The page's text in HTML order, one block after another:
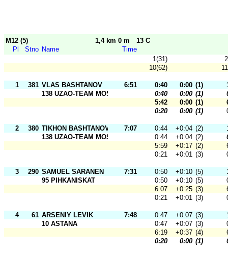
M12 (5) 1,4 km 0 m
13 C
Pl
Stno Name
Time
1(31)
10(62)
1 381 VLAS BASHTANOV 6:51 0:40 0:00 (1)
138 UZAO-TEAM MOSCOW
0:40 0:00 (1)
5:42
0:00 (1)
0:20
0:00 (1)
2 380 TIKHON BASHTANOV 7:07 0:44 +0:04 (2)
138 UZAO-TEAM MOSCOW
0:44 +0:04 (2)
5:59
+0:17 (2)
0:21
+0:01 (3)
3 290 SAMUEL SARANEN 7:31 0:50 +0:10 (5)
95 PIHKANISKAT
0:50 +0:10 (5)
6:07
+0:25 (3)
0:21
+0:01 (3)
4 61 ARSENIY LEVIK 7:48 0:47 +0:07 (3)
10 ASTANA
0:47 +0:07 (3)
6:19
+0:37 (4)
0:20
0:00 (1)